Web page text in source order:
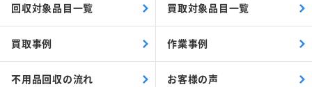
回収対象品目一覧 買取対象品目一覧
買取事例 作業事例
不用品回収の流れ お客様の声